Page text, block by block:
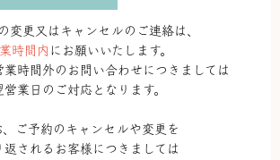
変更又はキャンセルのご連絡は、
時間内 にお願いいたします。
業時間外のお問い合わせにつきましては
営業日のご対応となります。
、ご予約のキャンセルや変更を
返されるお客様につきましては